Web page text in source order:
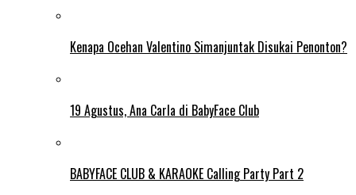
Kenapa Ocehan Valentino Simanjuntak Disukai Penonton?
19 Agustus, Ana Carla di BabyFace Club
BABYFACE CLUB & KARAOKE Calling Party Part 2